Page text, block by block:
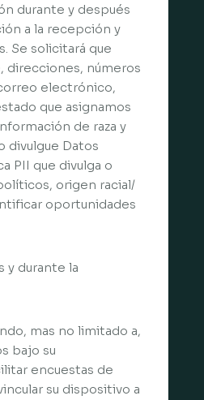
durante y después
a la recepción y
Se solicitará que
direcciones, números
electrónico,
que asignamos
de raza y
divulgue Datos
PII que divulga o
origen racial/
oportunidades
y durante la
mas no limitado a,
bajo su
encuestas de
su dispositivo a